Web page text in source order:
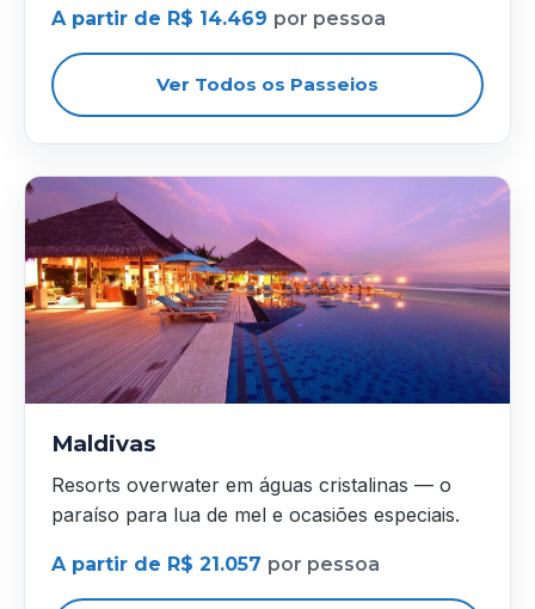
A partir de R$ 14.469 por pessoa
Ver Todos os Passeios
Maldivas
Resorts overwater em águas cristalinas — o
paraíso para lua de mel e ocasiões especiais.
A partir de R$ 21.057 por pessoa